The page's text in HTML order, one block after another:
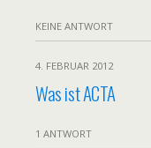
KEINE ANTWORT
4. FEBRUAR 2012
Was ist ACTA
1 ANTWORT